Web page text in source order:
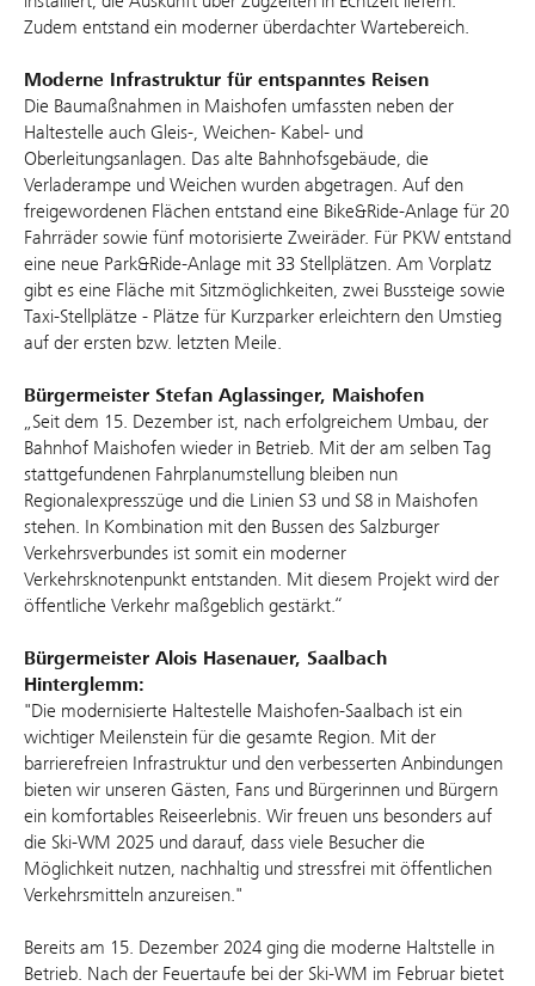
Zudem entstand ein moderner überdachter Wartebereich.
Moderne Infrastruktur für entspanntes Reisen
Die Baumaßnahmen in Maishofen umfassten neben der
Haltestelle auch Gleis-, Weichen- Kabel- und
Oberleitungsanlagen. Das alte Bahnhofsgebäude, die
Verladerampe und Weichen wurden abgetragen. Auf den
freigewordenen Flächen entstand eine Bike&Ride-Anlage für 20
Fahrräder sowie fünf motorisierte Zweiräder. Für PKW entstand
eine neue Park&Ride-Anlage mit 33 Stellplätzen. Am Vorplatz
gibt es eine Fläche mit Sitzmöglichkeiten, zwei Bussteige sowie
Taxi-Stellplätze - Plätze für Kurzparker erleichtern den Umstieg
auf der ersten bzw. letzten Meile.
Bürgermeister Stefan Aglassinger, Maishofen
„Seit dem 15. Dezember ist, nach erfolgreichem Umbau, der
Bahnhof Maishofen wieder in Betrieb. Mit der am selben Tag
stattgefundenen Fahrplanumstellung bleiben nun
Regionalexpresszüge und die Linien S3 und S8 in Maishofen
stehen. In Kombination mit den Bussen des Salzburger
Verkehrsverbundes ist somit ein moderner
Verkehrsknotenpunkt entstanden. Mit diesem Projekt wird der
öffentliche Verkehr maßgeblich gestärkt.“
Bürgermeister Alois Hasenauer, Saalbach
Hinterglemm:
"Die modernisierte Haltestelle Maishofen-Saalbach ist ein
wichtiger Meilenstein für die gesamte Region. Mit der
barrierefreien Infrastruktur und den verbesserten Anbindungen
bieten wir unseren Gästen, Fans und Bürgerinnen und Bürgern
ein komfortables Reiseerlebnis. Wir freuen uns besonders auf
die Ski-WM 2025 und darauf, dass viele Besucher die
Möglichkeit nutzen, nachhaltig und stressfrei mit öffentlichen
Verkehrsmitteln anzureisen."
Bereits am 15. Dezember 2024 ging die moderne Haltstelle in
Betrieb. Nach der Feuertaufe bei der Ski-WM im Februar bietet